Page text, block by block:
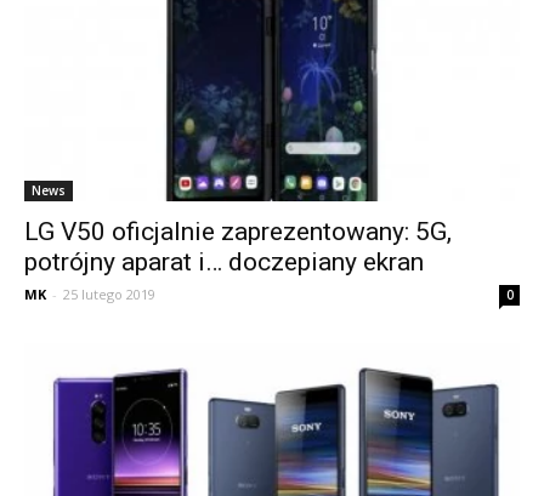
News
LG V50 oficjalnie zaprezentowany: 5G,
potrójny aparat i… doczepiany ekran
MK - 25 lutego 2019 0